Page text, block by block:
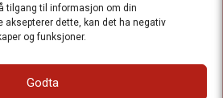
tilgang til informasjon om din
aksepterer dette, kan det ha negativ
og funksjoner.
Godta
klimaaksjon
redaktør
: Halfdan Wiik |
: Postboks 1231 Vika, 0110 Oslo.